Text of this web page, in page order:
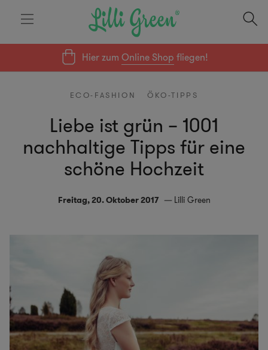
Hier zumOnline Shop fliegen!
ECO-FASHION ÖKO-TIPPS
Liebe ist grün – 1001
nachhaltige Tipps für eine
schöne Hochzeit
Freitag, 20. Oktober 2017 Lilli Green